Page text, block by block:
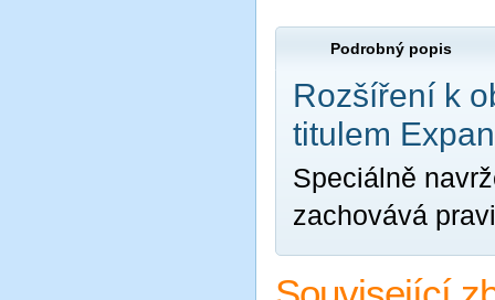
Podrobný popis
Rozšíření k
titulem
Speciálně
zachovává